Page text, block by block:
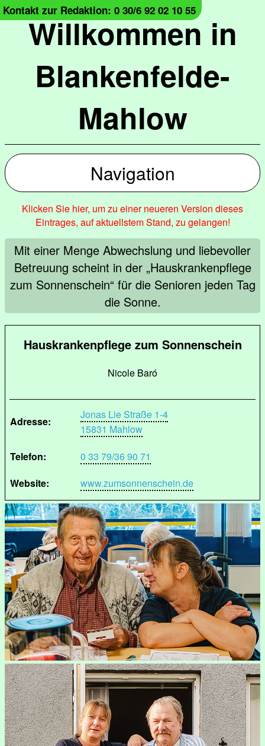
Willkommen in
Blankenfelde-
Mahlow
Kontakt zur Redaktion: 0 30/6 92 02 10 55
Navigation
Klicken Sie hier, um zu einer neueren Version dieses
Eintrages, auf aktuellstem Stand, zu gelangen!
Mit einer Menge Abwechslung und liebevoller
Betreuung scheint in der „Hauskrankenpflege
zum Sonnenschein“ für die Senioren jeden Tag
die Sonne.
Hauskrankenpflege zum Sonnenschein
Nicole Baró
Adresse:
Jonas Lie Straße 1-4
15831 Mahlow
Telefon:
0 33 79/36 90 71
Website:
www.zumsonnenschein.de